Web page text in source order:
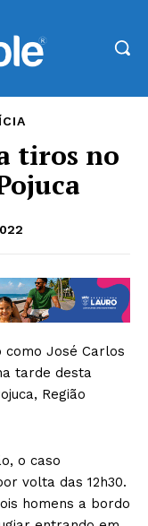
tiros no
como José Carlos
tarde desta
Região
o caso
volta das 12h30.
homens a bordo